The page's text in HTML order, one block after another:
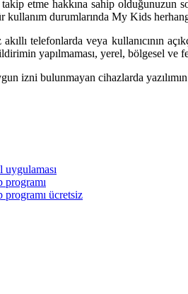
takip etme hakkına sahip
kullanım durumlarında My Kids
telefonlarda veya kullanıcının
yapılmaması, yerel, bölgesel ve
izni bulunmayan cihazlarda
programı
ücretsiz